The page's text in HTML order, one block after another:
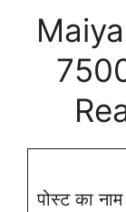
पोस्ट का नाम